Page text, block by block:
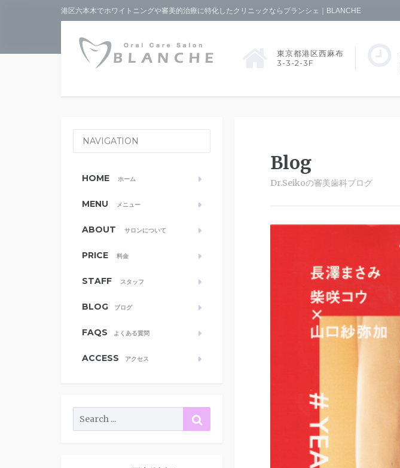
港区六本木でホワイトニングや審美的治療に特化したクリニックならブランシェ｜BLANCHE
東京都港区西麻布
3-3-2-3F
Blog
Dr.Seikoの審美歯科ブログ
NAVIGATION
HOME ホーム
MENU メニュー
ABOUT サロンについて
PRICE 料金
STAFF スタッフ
BLOG ブログ
FAQS よくある質問
ACCESS アクセス